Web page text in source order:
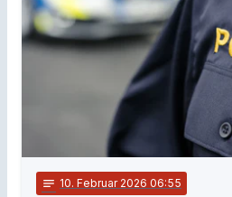
notes 10. Februar 2026 06:55